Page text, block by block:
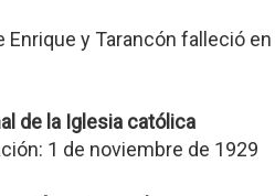
Enrique y Tarancón falleció en
de la Iglesia católica
1 de noviembre de 1929